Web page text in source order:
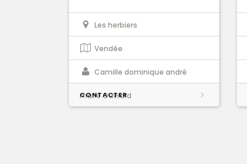
Les herbiers
Vendée
Camille dominique andré
marie Ouvrard
CONTACTER